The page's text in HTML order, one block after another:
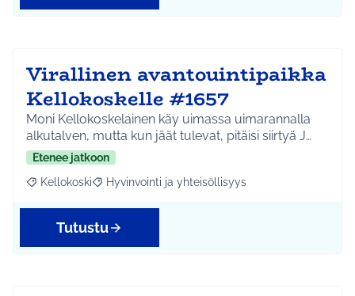
Virallinen avantouintipaikka
Kellokoskelle #1657
Moni Kellokoskelainen käy uimassa uimarannalla
alkutalven, mutta kun jäät tulevat, pitäisi siirtyä J…
Etenee jatkoon
Rajaa tulokset aihepiirin mukaan: Kellokoski
Kellokoski Rajaa tulokset teeman mukaan: Hyvinvointi ja
Hyvinvointi ja yhteisöllisyys
Tutustu